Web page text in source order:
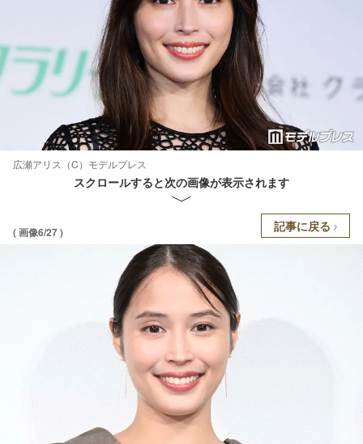
広瀬アリス（C）モデルプレス
スクロールすると次の画像が表示されます
( 画像6/27 ) 記事に戻る